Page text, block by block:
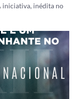
iniciativa, inédita no